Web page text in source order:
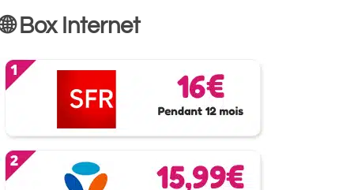
🌐 Box Internet